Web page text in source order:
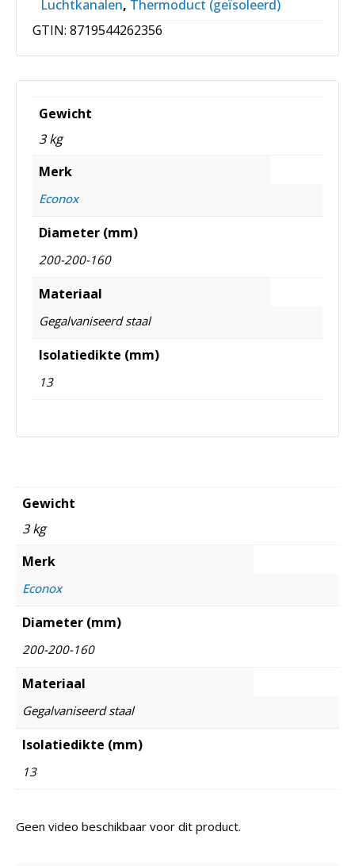
Luchtkanalen, Thermoduct (geïsoleerd)
GTIN: 8719544262356
Gewicht
3 kg
Merk
Econox
Diameter (mm)
200-200-160
Materiaal
Gegalvaniseerd staal
Isolatiedikte (mm)
13
Gewicht
3 kg
Merk
Econox
Diameter (mm)
200-200-160
Materiaal
Gegalvaniseerd staal
Isolatiedikte (mm)
13
Geen video beschikbaar voor dit product.